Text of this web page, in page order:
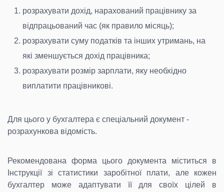
розрахувати дохід, нарахований працівнику за
відпрацьований час (як правило місяць);
розрахувати суму податків та інших утримань, на
які зменшується дохід працівника;
розрахувати розмір зарплати, яку необхідно
виплатити працівникові.
Для цього у бухгалтера є спеціальний документ -
розрахункова відомість.
Рекомендована форма цього документа міститься в
Інструкції зі статистики заробітної плати, але кожен
бухгалтер може адаптувати її для своїх цілей в